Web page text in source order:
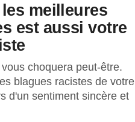
meilleures
est aussi votre
choquera peut-être.
blagues racistes de votre
d'un sentiment sincère et